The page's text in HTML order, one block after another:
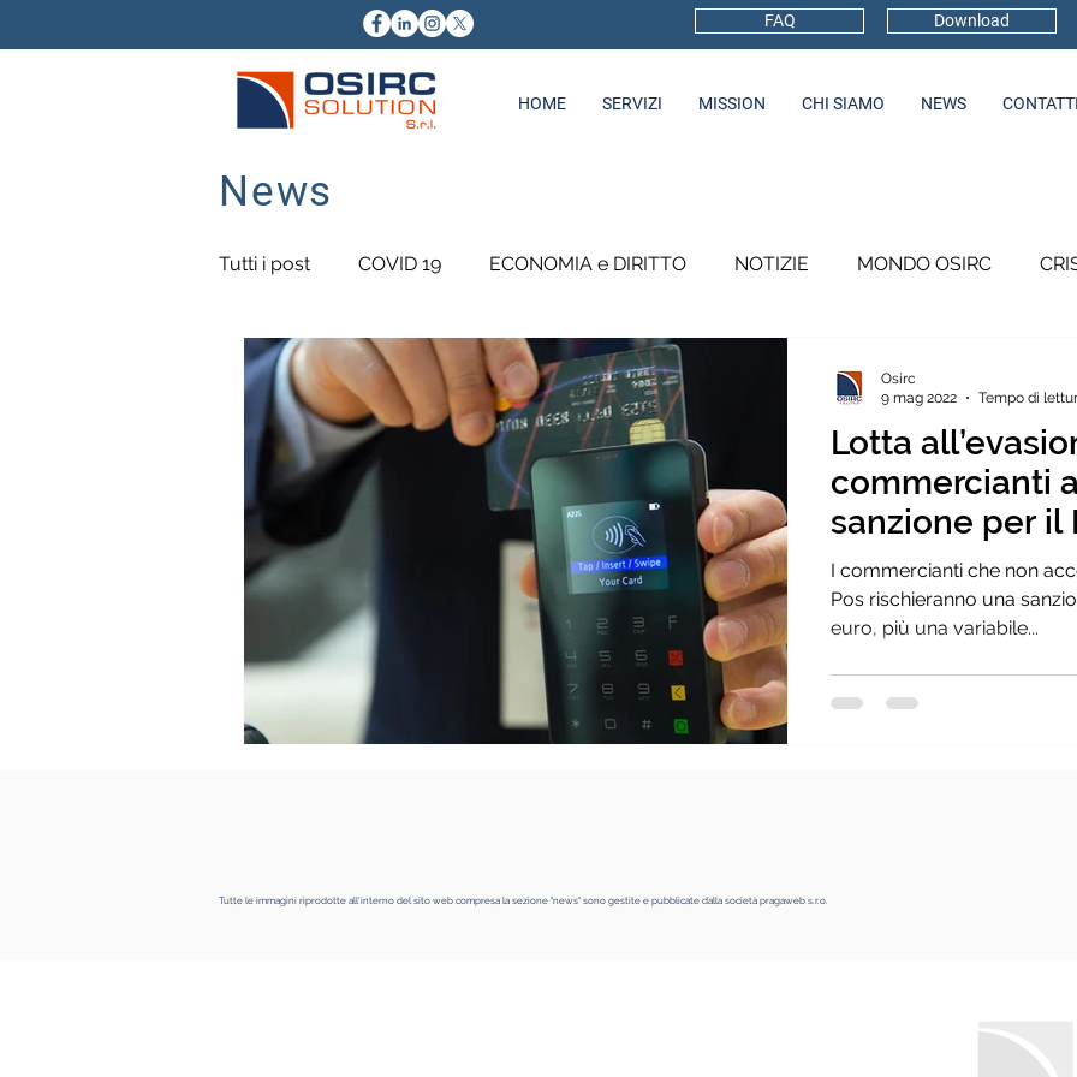
FAQ Download
HOME SERVIZI MISSION CHI SIAMO NEWS
News
Tutti i post COVID 19 ECONOMIA e DIRITTO NOTIZIE MONDO OSIRC
RECUPERO CREDITI PMI INFORMAZIONI
AGENZIA DELLE ENTRATE CUTOMARE CARE
Lotta
commercianti
sanzione per il
I commercianti che non
Pos rischieranno una
euro, più una variabile...
Osirc
9 mag 2022
Tempo di
Tutte le immagini riprodotte all'interno del sito web compresa la sezione "news" sono gestite e pubblicate dalla società pragaweb s.r.o.